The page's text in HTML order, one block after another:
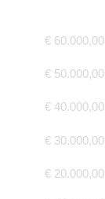
€ 60.000,00
€ 50.000,00
€ 40.000,00
€ 30.000,00
€ 20.000,00